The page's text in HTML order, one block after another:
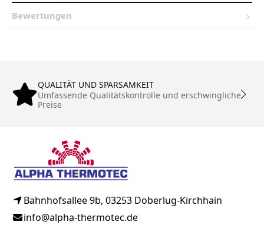
Bewertungen
QUALITÄT UND SPARSAMKEIT
Umfassende Qualitätskontrolle und erschwingliche
Preise
Bahnhofsallee 9b, 03253 Doberlug-Kirchhain
info@alpha-thermotec.de